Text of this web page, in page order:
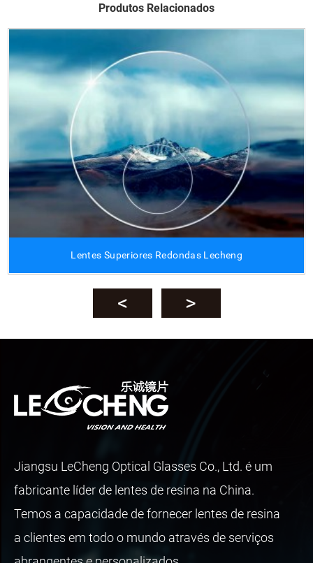
Produtos Relacionados
Lentes Superiores Redondas Lecheng
Jiangsu LeCheng Optical Glasses Co., Ltd. é um
fabricante líder de lentes de resina na China.
Temos a capacidade de fornecer lentes de resina
a clientes em todo o mundo através de serviços